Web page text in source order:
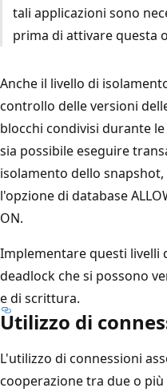
tali applicazioni sono
prima di attivare questa
Anche il livello di
controllo delle versioni
blocchi condivisi durante
sia possibile eseguire
isolamento dello
l'opzione di database
ON.
Implementare questi livelli
deadlock che si possono
e di scrittura.
Utilizzo di
L'utilizzo di connessioni
cooperazione tra due o